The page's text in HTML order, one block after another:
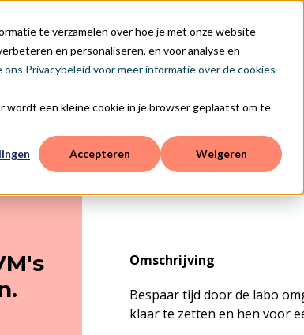
te verzamelen over hoe je met onze website
en personaliseren, en voor analyse en
ons Privacybeleid voor meer informatie over de cookies
wordt een kleine cookie in je browser geplaatst om te
Accepteren Weigeren
Ontdek hoe wij je stap
Omschrijving
Bespaar tijd door de labo
klaar te zetten en hen voor